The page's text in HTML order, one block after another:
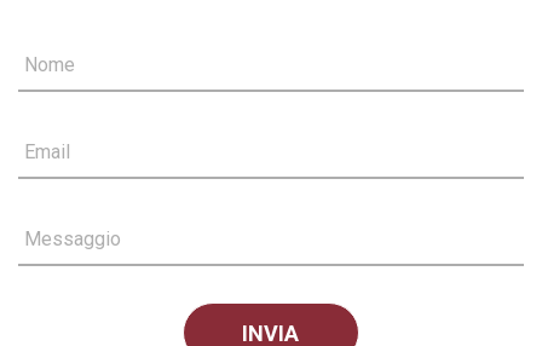
Nome
Email
Messaggio